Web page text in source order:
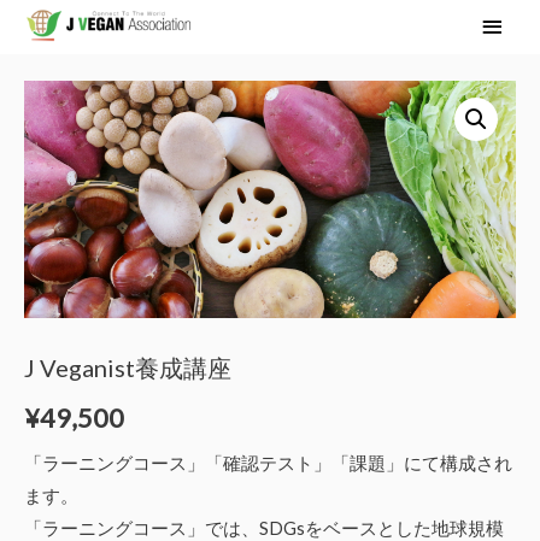
メ
ン
メ
ニ
ュ
ー
J Veganist養成講座
¥49,500
「ラーニングコース」「確認テスト」「課題」にて構成され
ます。
「ラーニングコース」では、SDGsをベースとした地球規模